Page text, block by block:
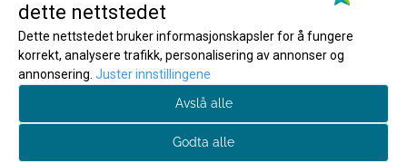
Vil du enkelt få tilgang til ekslusive tilbud, gode tips
og triks? Meld deg på våre nyhetsbrev!
E-post
dette nettstedet
Dette nettstedet bruker informasjonskapsler for å fungere
korrekt, analysere trafikk, personalisering av annonser og
annonsering. Juster innstillingene
Avslå alle
Godta alle